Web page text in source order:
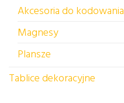
Akcesoria do kodowania
Magnesy
Plansze
Tablice dekoracyjne